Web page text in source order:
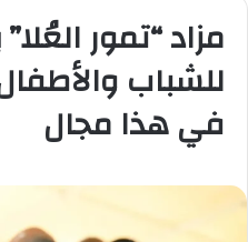
مزاد “تمور
للشباب
في هذا مجال